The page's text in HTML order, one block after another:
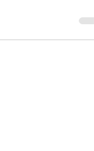
joue un rôle